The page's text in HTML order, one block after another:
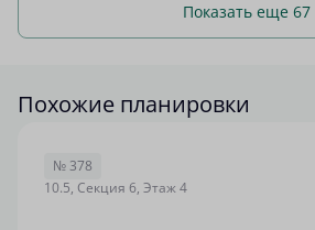
Показать еще 67
Похожие планировки
№ 378
10.5, Секция 6, Этаж 4